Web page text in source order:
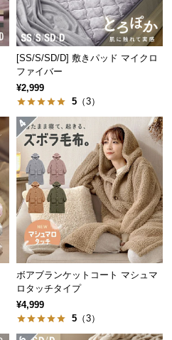
[SS/S/SD/D] 敷きパッド マイクロ
ファイバー
¥2,999
5 （3）
ボアブランケットコート マシュマ
ロタッチタイプ
¥4,999
5 （3）